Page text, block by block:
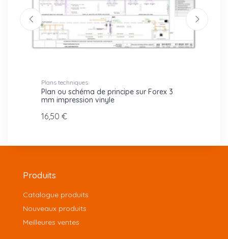
Plans techniques
Plan ou schéma de principe sur Forex 3
mm impression vinyle
16,50 €
Produits
Catalogue produits
Nouveaux produits
Meilleures ventes